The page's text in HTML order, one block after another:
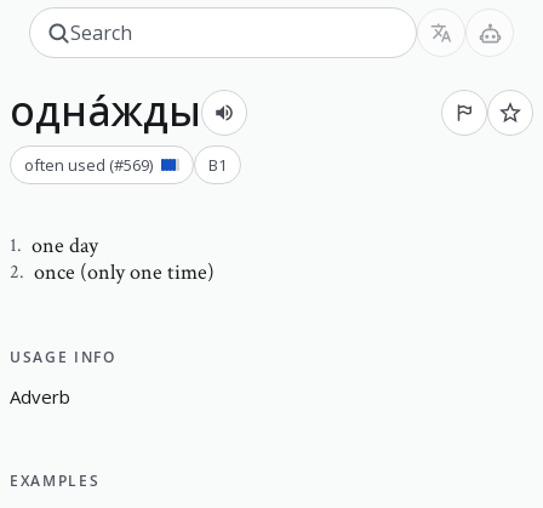
одна́жды
often used (#569) B1
1. one day
2. once (only one time)
USAGE INFO
Adverb
EXAMPLES